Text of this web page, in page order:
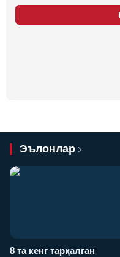
Эълонлар
8 та кенг тарқалган